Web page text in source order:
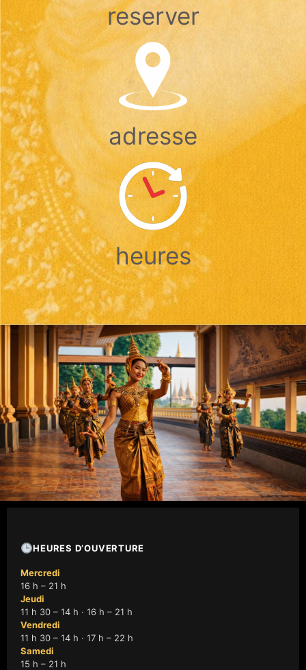
reserver
adresse
heures
HEURES D’OUVERTURE
Mercredi
16 h – 21 h
Jeudi
11 h 30 – 14 h · 16 h – 21 h
Vendredi
11 h 30 – 14 h · 17 h – 22 h
Samedi
15 h – 21 h